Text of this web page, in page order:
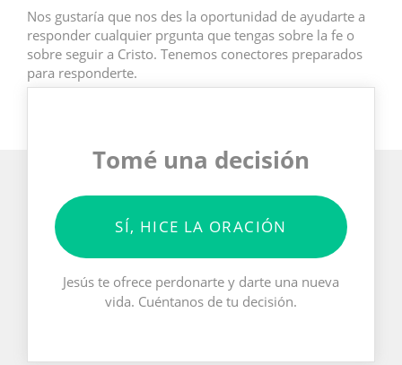
Nos gustaría que nos des la oportunidad de ayudarte a
responder cualquier prgunta que tengas sobre la fe o
sobre seguir a Cristo. Tenemos conectores preparados
para responderte.
Tomé una decisión
SÍ, HICE LA ORACIÓN
Jesús te ofrece perdonarte y darte una nueva
vida. Cuéntanos de tu decisión.